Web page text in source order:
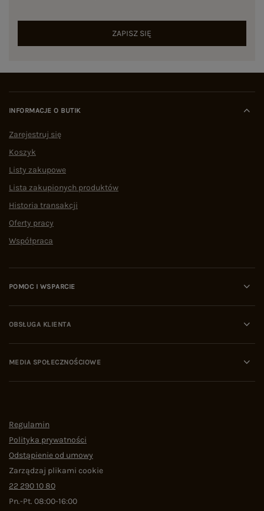
ZAPISZ SIĘ
INFORMACJE O BUTIK
Zarejestruj się
Koszyk
Listy zakupowe
Lista zakupionych produktów
Historia transakcji
Oferty pracy
Współpraca
POMOC I WSPARCIE
OBSŁUGA KLIENTA
MEDIA SPOŁECZNOŚCIOWE
Regulamin
Polityka prywatności
Odstąpienie od umowy
Zarządzaj plikami cookie
22 290 10 80
Pn.-Pt. 08:00-16:00